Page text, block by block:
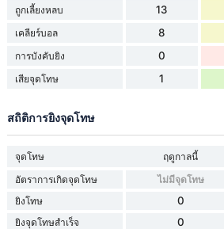
ถูกเลี้ยงหลบ 13
เคลียร์บอล 8
การบังคับยิง 0
เสียจุดโทษ 1
สถิติการยิงจุดโทษ
จุดโทษ ฤดูกาลนี้
อัตราการเกิดจุดโทษ
ไม่มีจุดโทษ
ยิงโทษ 0
ยิงจุดโทษสำเร็จ 0